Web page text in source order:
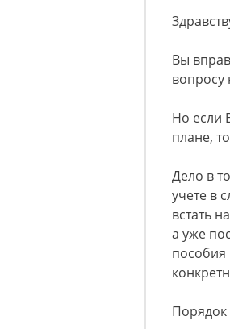
Вы
вопросу
Но если
плане,
Дело в
учете в
встать
а уже
пособия
Порядок